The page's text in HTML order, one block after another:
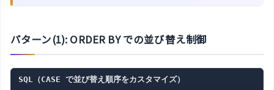
パターン(1): ORDER BY での並び替え制御
SQL（CASE で並び替え順序をカスタマイズ）